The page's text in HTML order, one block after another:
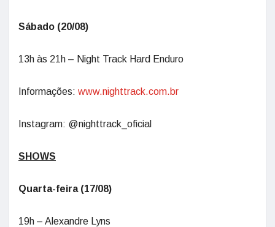
Sábado (20/08)
13h às 21h – Night Track Hard Enduro
Informações: www.nighttrack.com.br
Instagram: @nighttrack_oficial
SHOWS
Quarta-feira (17/08)
19h – Alexandre Lyns